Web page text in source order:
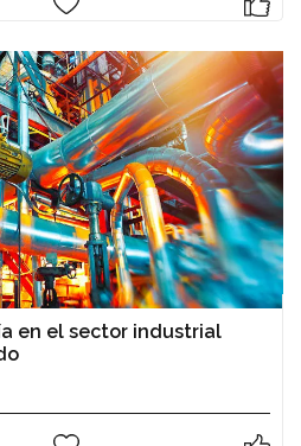
en el sector industrial